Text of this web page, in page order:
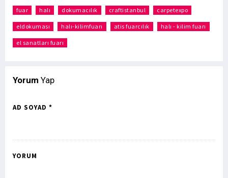
fuar halı dokumacılık craftistanbul carpetexpo
eldokuması halı-kilimfuarı atis fuarcılık halı - kilim fuarı
el sanatları fuarı
Yorum Yap
AD SOYAD *
YORUM